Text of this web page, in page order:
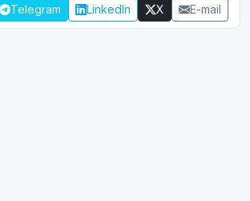
Telegram LinkedIn X E-mail